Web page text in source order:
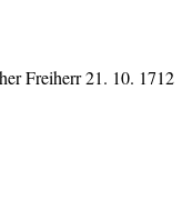
Freiherr 21. 10. 1712